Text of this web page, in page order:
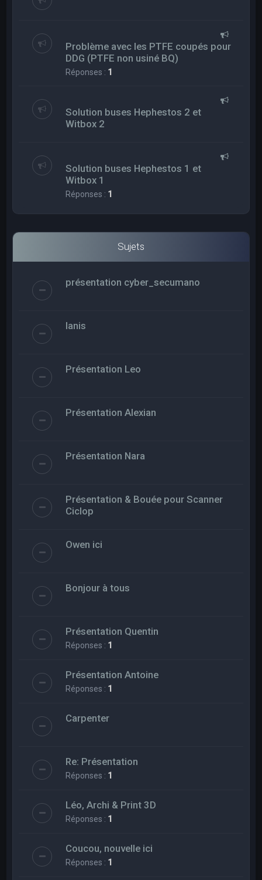
Problème avec les PTFE coupés pour
DDG (PTFE non usiné BQ)
Réponses : 1
Solution buses Hephestos 2 et
Witbox 2
Solution buses Hephestos 1 et
Witbox 1
Réponses : 1
Sujets
présentation cyber_secumano
Ianis
Présentation Leo
Présentation Alexian
Présentation Nara
Présentation & Bouée pour Scanner
Ciclop
Owen ici
Bonjour à tous
Présentation Quentin
Réponses : 1
Présentation Antoine
Réponses : 1
Carpenter
Re: Présentation
Réponses : 1
Léo, Archi & Print 3D
Réponses : 1
Coucou, nouvelle ici
Réponses : 1